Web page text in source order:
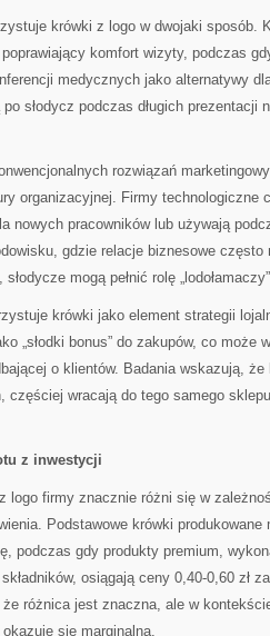
krówki z logo w dwojaki sposób.
komfort wizyty, podczas
medycznych jako alternatywy
słodycz podczas długich prezentacji
rozwiązań
organizacyjnej. Firmy technologiczne
nowych pracowników lub używają
gdzie relacje biznesowe często
mogą pełnić rolę
krówki jako element strategii
„słodki bonus” do zakupów, co może
o klientów. Badania wskazują,
częściej wracają do tego samego
z inwestycji
logo firmy znacznie różni się w
Podstawowe krówki
podczas gdy produkty premium,
osiągają ceny 0,40-0,60 zł
różnica jest znaczna, ale w
się marginalna.